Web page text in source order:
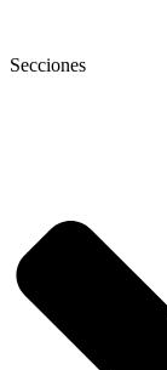
Secciones